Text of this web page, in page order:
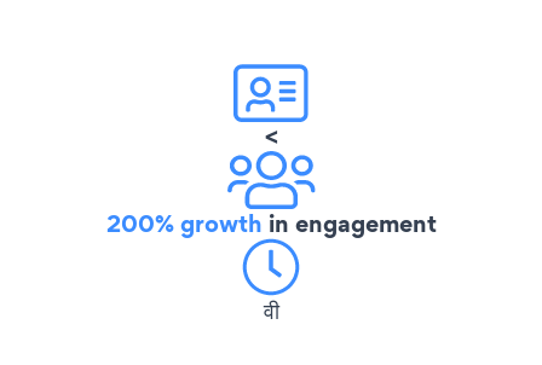
<
200% growth in engagement
वी